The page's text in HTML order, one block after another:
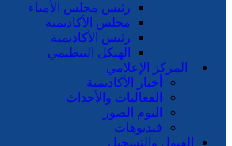
رئيس مجلس الأمناء
مجلس الأكاديمية
رئيس الأكاديمية
الهيكل التنظيمي
المركز الإعلامي
أخبار الأكاديمية
الفعاليات والأحداث
البوم الصور
فيديوهات
القبول والتسجيل